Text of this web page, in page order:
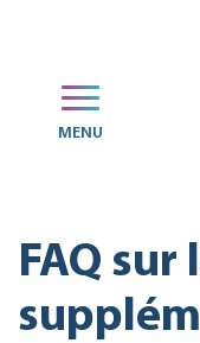
MENU
FAQ sur